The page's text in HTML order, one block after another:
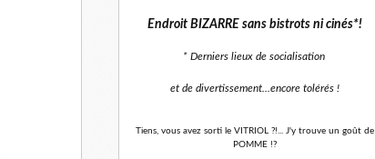
Endroit BIZARRE sans bistrots ni cinés*!
* Derniers lieux de socialisation
et de divertissement... encore tolérés !
Tiens, vous avez sorti le VITRIOL ?!... J'y trouve un goût de
POMME !?